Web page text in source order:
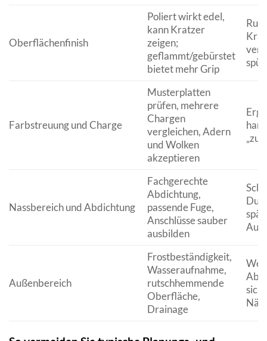
Oberflächenfinish
Poliert wirkt edel,
kann Kratzer
zeigen;
geflammt/gebürstet
bietet mehr Grip
Farbstreuung und Charge
Musterplatten
prüfen, mehrere
Chargen
vergleichen, Adern
und Wolken
akzeptieren
Nassbereich und Abdichtung
Fachgerechte
Abdichtung,
passende Fuge,
Anschlüsse sauber
ausbilden
Außenbereich
Frostbeständigkeit,
Wasseraufnahme,
rutschhemmende
Oberfläche,
Drainage